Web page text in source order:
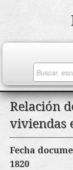
Saltar
contenido
Relación
viviendas
Fecha
1820